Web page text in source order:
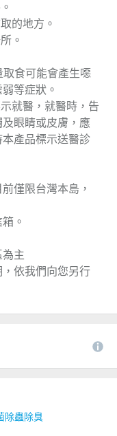
的地方。
。
食可能會產生噁
等症狀。
就醫，就醫時，告
眼睛或皮膚，應
產品標示送醫診
僅限台灣本島，
。
主
依我們向您另行
除蟲除臭